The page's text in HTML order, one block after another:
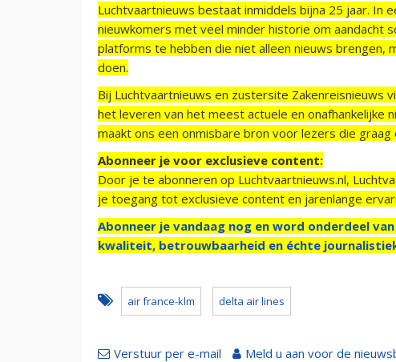
Luchtvaartnieuws bestaat inmiddels bijna 25 jaar. In
nieuwkomers met veel minder historie om aandacht
platforms te hebben die niet alleen nieuws brengen,
doen.
Bij Luchtvaartnieuws en zustersite Zakenreisnieuws
het leveren van het meest actuele en onafhankelijke
maakt ons een onmisbare bron voor lezers die
Abonneer je voor exclusieve content:
Door je te abonneren op Luchtvaartnieuws.nl,
je toegang tot exclusieve content en jarenlange
Abonneer je vandaag nog en word onderdeel
kwaliteit, betrouwbaarheid en échte
air france-klm delta air lines
Verstuur per e-mail Meld u aan voor de